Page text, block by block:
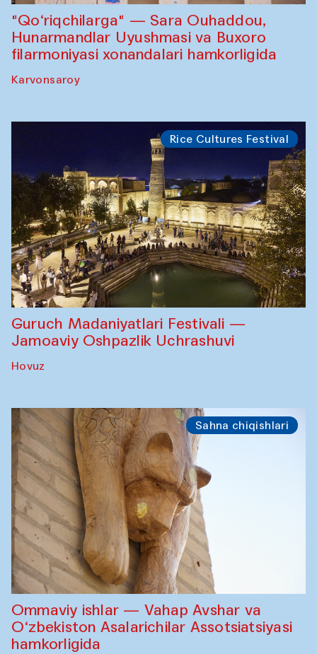
"Qo‘riqchilarga" — Sara Ouhaddou,
Hunarmandlar Uyushmasi va Buxoro
filarmoniyasi xonandalari hamkorligida
Karvonsaroy
Rice Cultures Festival
Guruch Madaniyatlari Festivali —
Jamoaviy Oshpazlik Uchrashuvi
Hovuz
Sahna chiqishlari
Ommaviy ishlar — Vahap Avshar va
O‘zbekiston Asalarichilar Assotsiatsiyasi
hamkorligida